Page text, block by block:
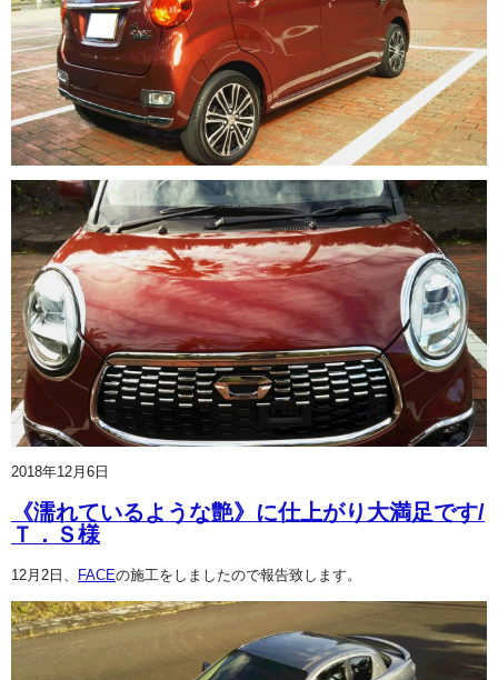
2018年12月6日
《濡れているような艶》に仕上がり大満足です/
Ｔ．Ｓ様
12月2日、 FACEの施工をしましたので報告致します。